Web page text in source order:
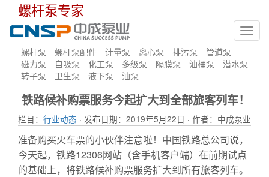
螺杆泵专家
螺杆泵 螺杆泵配件 计量泵 离心泵 排污泵
管道泵
磁力泵
自吸泵 化工泵 多级泵 隔膜泵 油桶泵
潜水泵
转子泵
卫生泵 液下泵 油泵
铁路候补购票服务今起扩大到全部旅客列车！
栏目： 行业动态 · 发布日期：2019年5月22日 · 作者：中成泵业
准备购买火车票的小伙伴注意啦！中国铁路总公司说，
今天起，铁路12306网站（含手机客户端）在前期试点
的基础上，将铁路候补购票服务扩大到所有旅客列车。